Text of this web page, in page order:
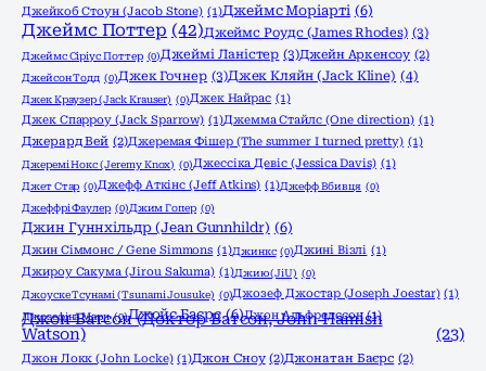
Джейкоб Стоун (Jacob Stone) (1)Джеймс Моріарті (6)
Джеймс Поттер (42)Джеймс Роудс (James Rhodes) (3)
Джеймс Сіріус Поттер (0)Джеймі Ланістер (3)Джейн Аркенсоу (2)
Джейсон Тодд (0)Джек Гочнер (3)Джек Кляйн (Jack Kline) (4)
Джек Краузер (Jack Krauser) (0)Джек Найрас (1)
Джек Спарроу (Jack Sparrow) (1)Джемма Стайлс (One direction) (1)
Джерард Вей (2)Джеремая Фішер (The summer I turned pretty) (1)
Джеремі Нокс (Jeremy Knox) (0)Джессіка Девіс (Jessica Davis) (1)
Джет Стар (0)Джефф Аткінс (Jeff Atkins) (1)Джефф Вбивця (0)
Джеффрі Фаулер (0)Джим Гопер (0)
Джин Гуннхільдр (Jean Gunnhildr) (6)
Джин Сіммонс / Gene Simmons (1)Джинкс (0)Джині Візлі (1)
Джироу Сакума (Jirou Sakuma) (1)Джию (JiU) (0)
Джоyске Тсунамі (Tsunami Jousuke) (0)Джозеф Джостар (Joseph Joestar) (1)
Джозефіна Марч (0)Джойс Баєрс (6)Джон Альфредссон (1)
Джон Ватсон (Доктор Ватсон, John Hamish
Watson)
(23)
Джон Локк (John Locke) (1)Джон Сноу (2)Джонатан Баєрс (2)